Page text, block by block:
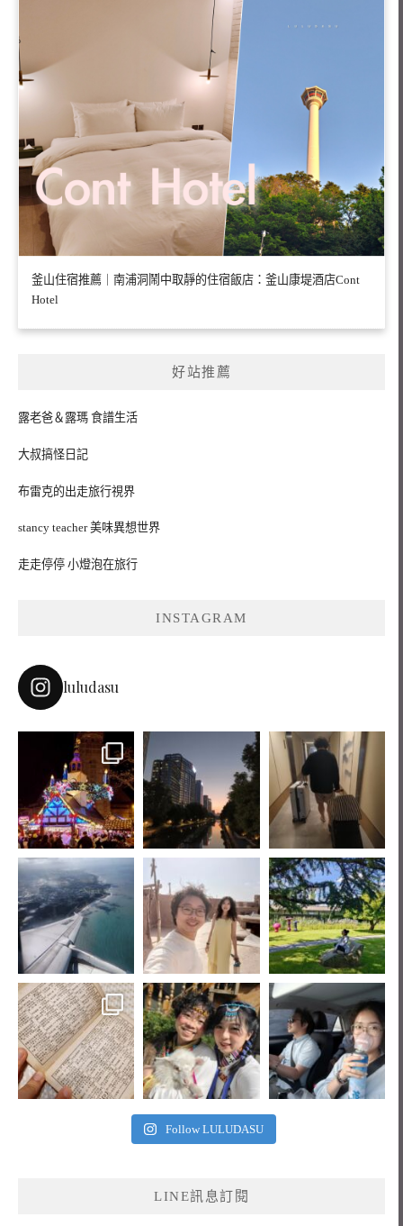
釜山住宿推薦｜南浦洞鬧中取靜的住宿飯店：釜山康堤酒店Cont
Hotel
好站推薦
露老爸＆露瑪 食譜生活
大叔搞怪日記
布雷克的出走旅行視界
stancy teacher 美味異想世界
走走停停 小燈泡在旅行
INSTAGRAM
luludasu
Follow LULUDASU
LINE訊息訂閱